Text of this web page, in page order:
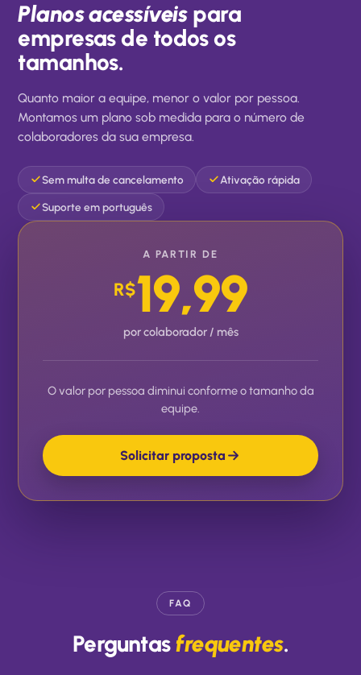
Planos acessíveispara
empresas de todos os
tamanhos.
Quanto maior a equipe, menor o valor por pessoa.
Montamos um plano sob medida para o número de
colaboradores da sua empresa.
Sem multa de cancelamento Ativação rápida
Suporte em português
A PARTIR DE
R$19,99
por colaborador / mês
O valor por pessoa diminui conforme o tamanho da
equipe.
Solicitar proposta
FAQ
Perguntasfrequentes.